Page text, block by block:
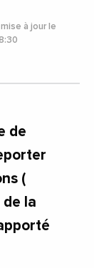
à jour le
de
(
de la